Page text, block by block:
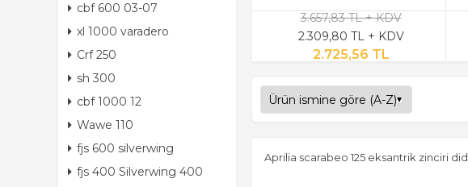
cbf 600 03-07
xl 1000 varadero
Crf 250
sh 300
cbf 1000 12
Wawe 110
fjs 600 silverwing
fjs 400 Silverwing 400
3.657,83 TL + KDV
2.309,80 TL + KDV
2.725,56 TL
Aprilia scarabeo 125 eksantrik zinciri did